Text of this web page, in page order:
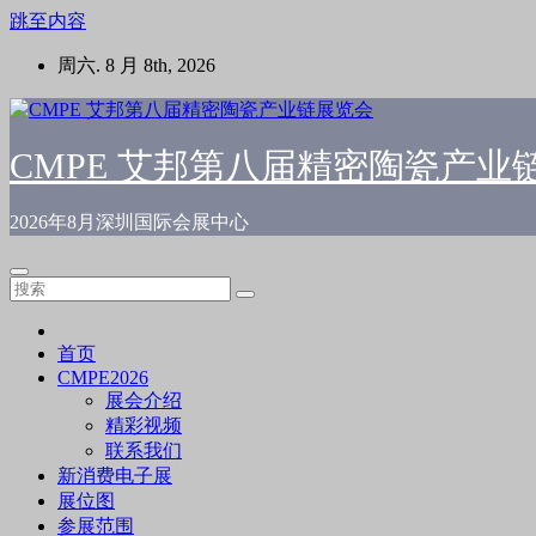
跳至内容
周六. 8 月 8th, 2026
CMPE 艾邦第八届精密陶瓷产业
2026年8月深圳国际会展中心
首页
CMPE2026
展会介绍
精彩视频
联系我们
新消费电子展
展位图
参展范围